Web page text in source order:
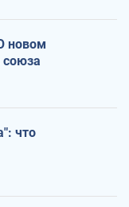
новом
союза
что